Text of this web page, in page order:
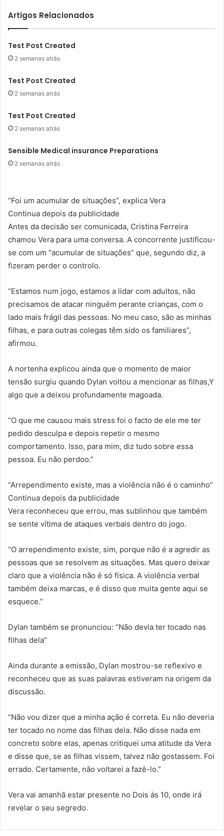
Artigos Relacionados
Test Post Created
2 semanas atrás
Test Post Created
2 semanas atrás
Test Post Created
2 semanas atrás
Sensible Medical insurance Preparations
2 semanas atrás
“Foi um acumular de situações”, explica Vera
Continua depois da publicidade
Antes da decisão ser comunicada, Cristina Ferreira
chamou Vera para uma conversa. A concorrente justificou-
se com um “acumular de situações” que, segundo diz, a
fizeram perder o controlo.
“Estamos num jogo, estamos a lidar com adultos, não
precisamos de atacar ninguém perante crianças, com o
lado mais frágil das pessoas. No meu caso, são as minhas
filhas, e para outras colegas têm sido os familiares”,
afirmou.
A nortenha explicou ainda que o momento de maior
tensão surgiu quando Dylan voltou a mencionar as filhas,Y
algo que a deixou profundamente magoada.
“O que me causou mais stress foi o facto de ele me ter
pedido desculpa e depois repetir o mesmo
comportamento. Isso, para mim, diz tudo sobre essa
pessoa. Eu não perdoo.”
“Arrependimento existe, mas a violência não é o caminho”
Continua depois da publicidade
Vera reconheceu que errou, mas sublinhou que também
se sente vítima de ataques verbais dentro do jogo.
“O arrependimento existe, sim, porque não é a agredir as
pessoas que se resolvem as situações. Mas quero deixar
claro que a violência não é só física. A violência verbal
também deixa marcas, e é disso que muita gente aqui se
esquece.”
Dylan também se pronunciou: “Não devia ter tocado nas
filhas dela”
Ainda durante a emissão, Dylan mostrou-se reflexivo e
reconheceu que as suas palavras estiveram na origem da
discussão.
“Não vou dizer que a minha ação é correta. Eu não deveria
ter tocado no nome das filhas dela. Não disse nada em
concreto sobre elas, apenas critiquei uma atitude da Vera
e disse que, se as filhas vissem, talvez não gostassem. Foi
errado. Certamente, não voltarei a fazê-lo.”
Vera vai amanhã estar presente no Dois às 10, onde irá
revelar o seu segredo.